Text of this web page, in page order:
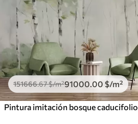
151666.67$/m²91000.00 $/m²
Pintura imitación bosque caducifolio